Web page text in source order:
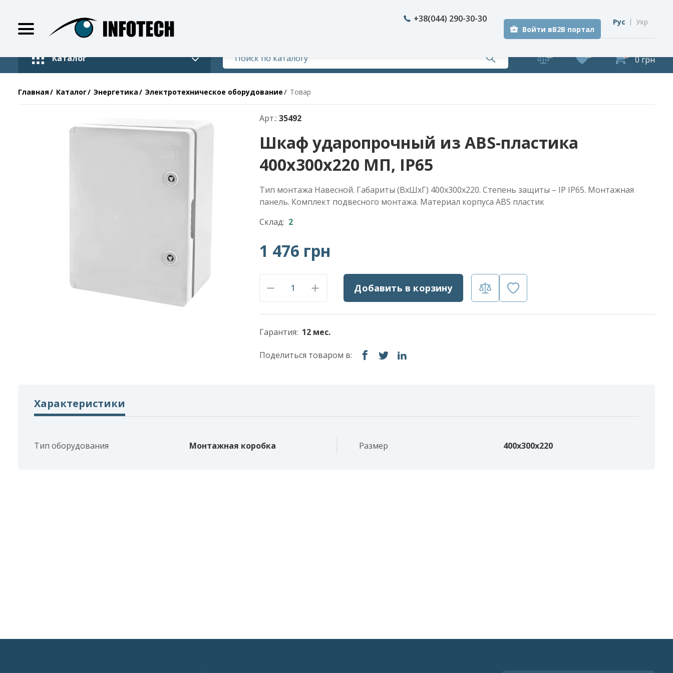
+38(044) 290-30-30
Войти вB2B портал
Рус Укр
Каталог 0 грн
Главная Каталог Энергетика Электротехническое оборудование Товар
Арт.: 35492
Шкаф ударопрочный из ABS-пластика
400х300х220 МП, IP65
Тип монтажа Навесной. Габариты (ВхШхГ) 400х300х220. Степень защиты – IP IP65. Монтажная
панель. Комплект подвесного монтажа. Материал корпуса ABS пластик
Склад: 2
1 476 грн
Добавить в корзину
Гарантия: 12 мес.
Поделиться товаром в:
Характеристики
Тип оборудования Монтажная коробка Размер 400х300х220